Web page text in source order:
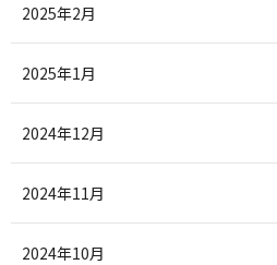
2025年2月
2025年1月
2024年12月
2024年11月
2024年10月